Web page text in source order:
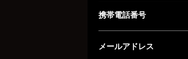
携帯電話番号
メールアドレス